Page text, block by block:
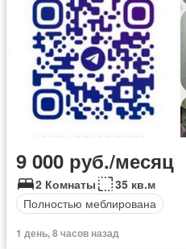
9 000 руб./месяц
2 Комнаты
35 кв.м
Полностью меблирована
1 день, 8 часов назад